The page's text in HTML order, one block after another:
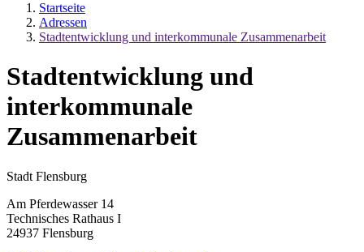
Startseite
Adressen
Stadtentwicklung und interkommunale Zusammenarbeit
Stadtentwicklung und
interkommunale
Zusammenarbeit
Stadt Flensburg
Am Pferdewasser 14
Technisches Rathaus I
24937 Flensburg